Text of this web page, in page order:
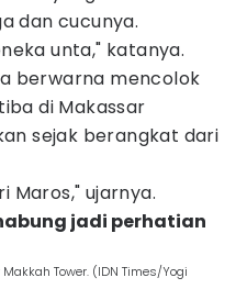
dan cucunya.
unta," katanya.
berwarna mencolok
di Makassar
sejak berangkat dari
Maros," ujarnya.
jadi perhatian
Tower. (IDN Times/Yogi